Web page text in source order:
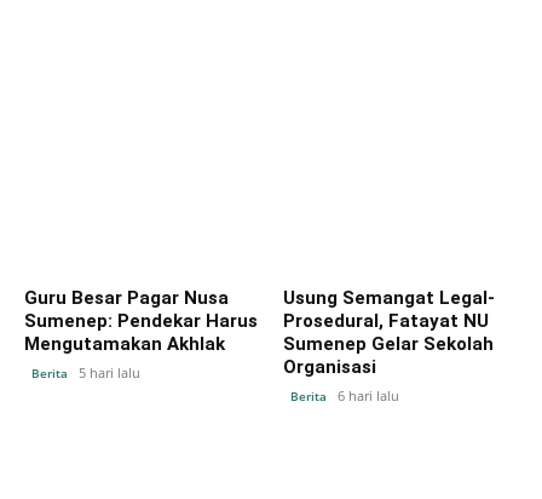
Guru Besar Pagar Nusa
Sumenep: Pendekar Harus
Mengutamakan Akhlak
Berita 5 hari lalu
Usung Semangat Legal-
Prosedural, Fatayat NU
Sumenep Gelar Sekolah
Organisasi
Berita 6 hari lalu